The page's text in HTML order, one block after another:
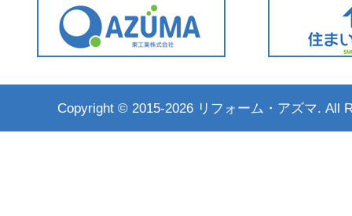
Copyright © 2015-2026 リフォーム・アズマ. All